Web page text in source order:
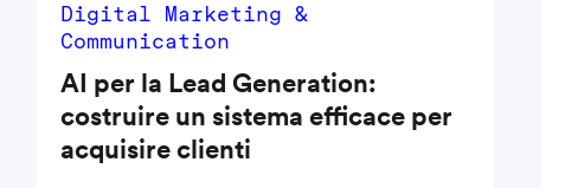
Digital Marketing &
Communication
AI per la Lead Generation:
costruire un sistema efficace per
acquisire clienti